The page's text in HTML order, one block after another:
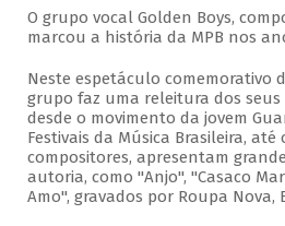
O grupo vocal Golden Boys,
marcou a história da MPB nos
Neste espetáculo comemorativo
grupo faz uma releitura dos seus
desde o movimento da jovem
Festivais da Música Brasileira, até
compositores, apresentam
autoria, como "Anjo", "Casaco
Amo", gravados por Roupa Nova,